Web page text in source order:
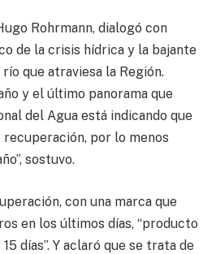
Rohrmann, dialogó con
de la crisis hídrica y la bajante
que atraviesa la Región.
y el último panorama que
del Agua está indicando que
por lo menos
sostuvo.
con una marca que
en los últimos días, “producto
días”. Y aclaró que se trata de